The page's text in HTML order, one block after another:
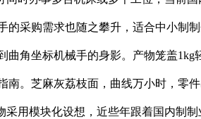
采购需求也随之攀升，适合中小制
角坐标机械手的身影。产物笼盖
。芝麻灰荔枝面，曲线万小时，零
用模块化设想，近些年跟着国内制